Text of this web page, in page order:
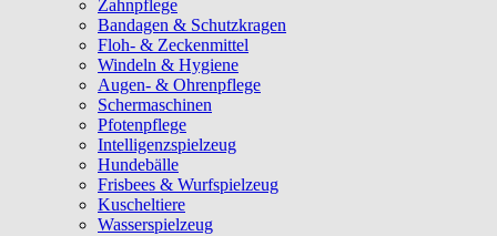
Zahnpflege
Bandagen & Schutzkragen
Floh- & Zeckenmittel
Windeln & Hygiene
Augen- & Ohrenpflege
Schermaschinen
Pfotenpflege
Intelligenzspielzeug
Hundebälle
Frisbees & Wurfspielzeug
Kuscheltiere
Wasserspielzeug